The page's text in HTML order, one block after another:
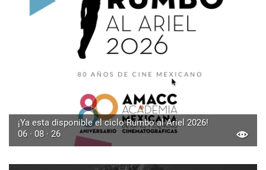
¡Ya esta disponible el ciclo Rumbo al Ariel 2026!
06 · 08 · 26